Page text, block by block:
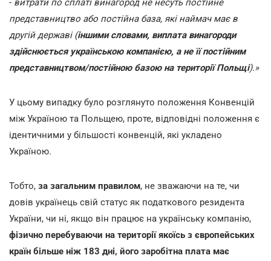
- витрати по сплаті винагород не несуть постійне
представництво або постійна база, які наймач має в
другій державі (іншими словами, виплата винагороди
здійснюється українською компанією, а не її постійним
представництвом/постійною базою на території Польщі).»
У цьому випадку було розглянуто положення Конвенцій
між Україною та Польщею, проте, відповідні положення є
ідентичними у більшості конвенцій, які укладено
Україною.
Тобто, за загальним правилом, не зважаючи на те, чи
довів українець свій статус як податкового резидента
України, чи ні, якщо він працює на українську компанію,
фізично перебуваючи на території якоїсь з європейських
країн більше ніж 183 дні, його заробітна плата має